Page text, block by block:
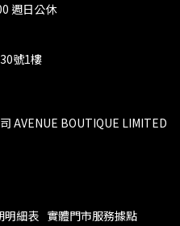
週日公休
號1樓
AVENUE BOUTIQUE LIMITED
明細表 實體門市服務據點